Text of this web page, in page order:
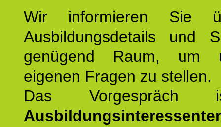
Wir informieren Sie
Ausbildungsdetails und
genügend Raum, um
eigenen Fragen zu stellen.
Das